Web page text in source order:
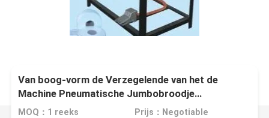
Van boog-vorm de Verzegelende van het de
Machine Pneumatische Jumbobroodje
Weefselrewinder Snijmachine Rewinder 220V
MOQ：1 reeks Prijs：Negotiable